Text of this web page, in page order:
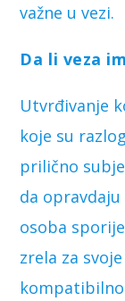
važne u vezi.
Da li veza
Utvrđivanje
koje su
prilično
da
osoba
zrela za